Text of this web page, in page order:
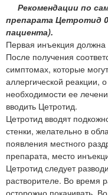
Рекомендации по
препарата Цетротид
пациента).
Первая инъекция
После получения
симптомах, которые
аллергической реакции,
необходимости ее
вводить Цетротид.
Цетротид вводят
стенки, желательно в
появления местного
препарата, место
Цетротид следует
растворителе. Во время
осторожно покачивать.